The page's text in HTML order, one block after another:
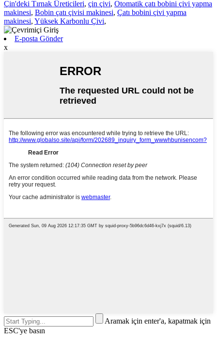
Çin'deki Tırnak Üreticileri, çin çivi, Otomatik çatı bobini çivi yapma
makinesi, Bobin çatı çivisi makinesi, Çatı bobini çivi yapma
makinesi, Yüksek Karbonlu Çivi,
E-posta Gönder
x
Aramak için enter'a, kapatmak için
ESC'ye basın